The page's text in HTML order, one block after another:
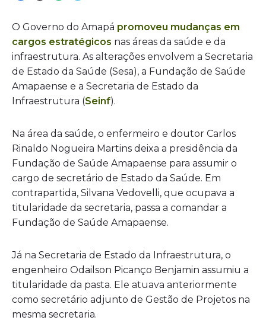
O Governo do Amapá promoveu mudanças em
cargos estratégicos nas áreas da saúde e da
infraestrutura. As alterações envolvem a Secretaria
de Estado da Saúde (Sesa), a Fundação de Saúde
Amapaense e a Secretaria de Estado da
Infraestrutura (Seinf).
Na área da saúde, o enfermeiro e doutor Carlos
Rinaldo Nogueira Martins deixa a presidência da
Fundação de Saúde Amapaense para assumir o
cargo de secretário de Estado da Saúde. Em
contrapartida, Silvana Vedovelli, que ocupava a
titularidade da secretaria, passa a comandar a
Fundação de Saúde Amapaense.
Já na Secretaria de Estado da Infraestrutura, o
engenheiro Odailson Picanço Benjamin assumiu a
titularidade da pasta. Ele atuava anteriormente
como secretário adjunto de Gestão de Projetos na
mesma secretaria.